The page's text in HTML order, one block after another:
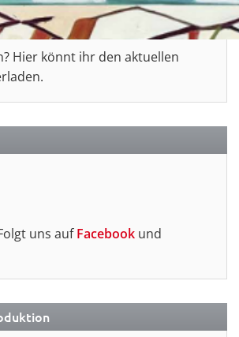
Hier könnt ihr den aktuellen
uns aufFacebook und